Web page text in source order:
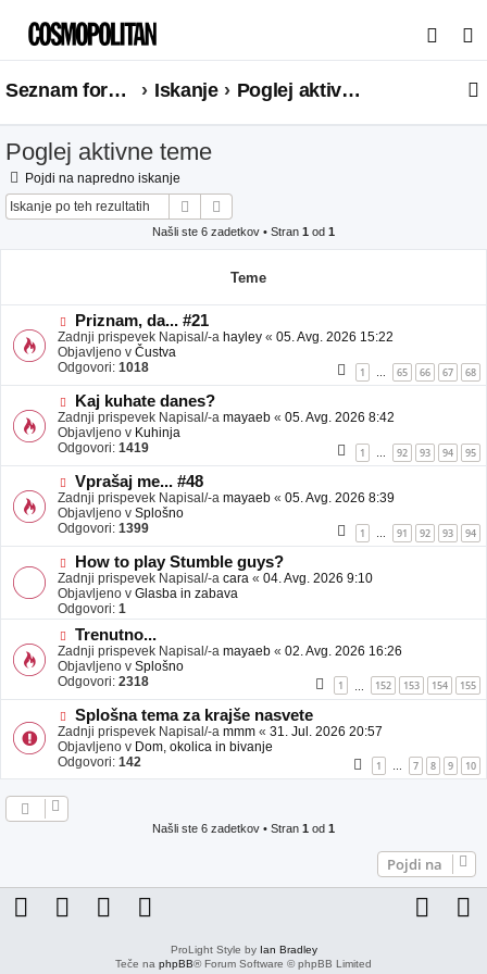
s
a
Seznam forumov Iskanje Poglej aktivne teme
Poglej aktivne teme
Pojdi na napredno iskanje
Iskanje
Našli ste 6 zadetkov • Stran 1 od 1
Teme
N
o
v
e
b
a
v
e
Priznam, da... #21
Zadnji prispevek Napisal/-a hayley « 05. Avg. 2026 15:22
Objavljeno v Čustva
Odgovori: 1018 1 … 65 66 67 68
N
o
v
e
b
a
v
e
Kaj kuhate danes?
Zadnji prispevek Napisal/-a mayaeb « 05. Avg. 2026 8:42
Objavljeno v Kuhinja
Odgovori: 1419 1 … 92 93 94 95
N
o
v
e
b
a
v
e
Vprašaj me... #48
Zadnji prispevek Napisal/-a mayaeb « 05. Avg. 2026 8:39
Objavljeno v Splošno
Odgovori: 1399 1 91 92 93 94
N
o
v
e
o
b
j
a
v
e
How to play Stumble guys?
Zadnji prispevek Napisal/-a cara « 04. Avg. 2026 9:10
Objavljeno v Glasba in zabava
Odgovori: 1
N
o
v
e
o
b
a
v
e
Trenutno...
Zadnji prispevek Napisal/-a mayaeb « 02. Avg. 2026 16:26
Objavljeno v Splošno
Odgovori: 2318 1 152 153 154 155
N
o
v
e
o
Splošna tema za krajše nasvete
Zadnji prispevek Napisal/-a mmm « 31. Jul. 2026 20:57
Objavljeno v Dom, okolica in bivanje
Odgovori: 142 1 … 7 8 9 10
Našli ste 6 zadetkov • Stran 1 od 1
Pojdi na
ProLight Style by Ian Bradley
Teče na phpBB® Forum Software © phpBB Limited